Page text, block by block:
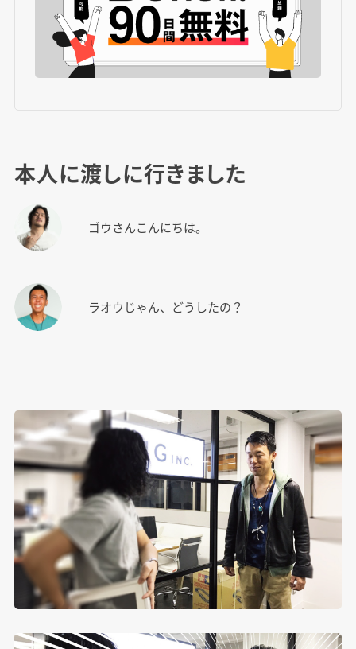
本人に渡しに行きました
ゴウさんこんにちは。
ラオウじゃん、どうしたの？